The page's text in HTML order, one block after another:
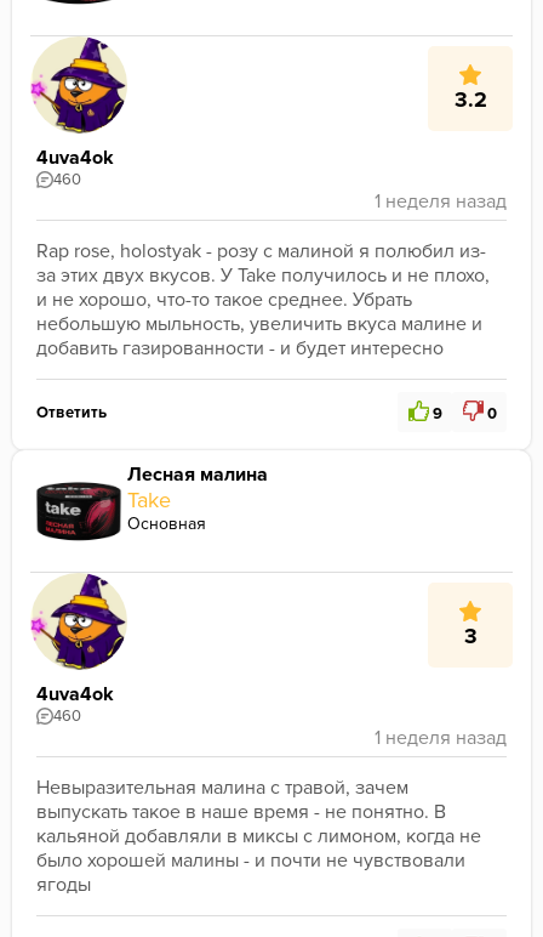
3.2
4uva4ok
460
Rap rose, holostyak - розу с малиной я полюбил из-
за этих двух вкусов. У Take получилось и не плохо,
и не хорошо, что-то такое среднее. Убрать
небольшую мыльность, увеличить вкуса малине и
добавить газированности - и будет интересно
Ответить 9 0
Лесная малина
Take
Основная
3
4uva4ok
460
Невыразительная малина с травой, зачем
выпускать такое в наше время - не понятно. В
кальяной добавляли в миксы с лимоном, когда не
было хорошей малины - и почти не чувствовали
ягоды